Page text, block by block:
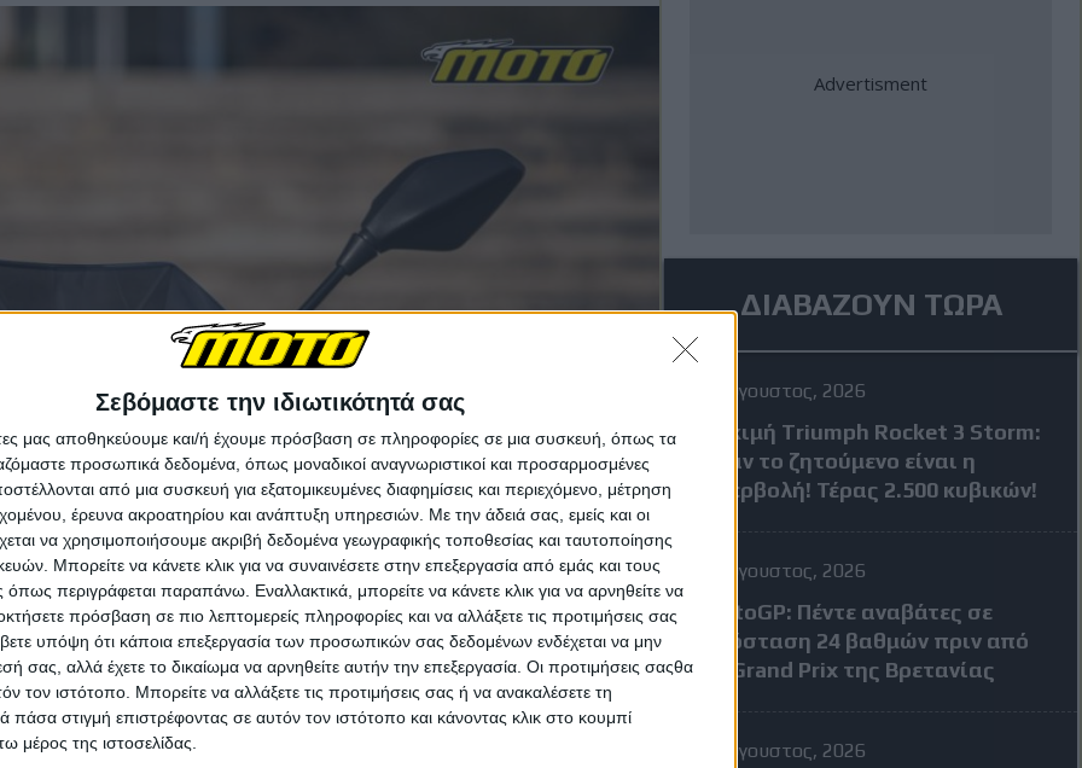
Σεβόμαστε την ιδιωτικότητά σας
μας αποθηκεύουμε και/ή έχουμε πρόσβαση σε πληροφορίες σε μια συσκευή, όπως τα
προσωπικά δεδομένα, όπως μοναδικοί αναγνωριστικοί και προσαρμοσμένες
από μια συσκευή για εξατομικευμένες διαφημίσεις και περιεχόμενο, μέτρηση
έρευνα ακροατηρίου και ανάπτυξη υπηρεσιών. Με την άδειά σας, εμείς και οι
να χρησιμοποιήσουμε ακριβή δεδομένα γεωγραφικής τοποθεσίας και ταυτοποίησης
Μπορείτε να κάνετε κλικ για να συναινέσετε στην επεξεργασία από εμάς και τους
περιγράφεται παραπάνω. Εναλλακτικά, μπορείτε να κάνετε κλικ για να αρνηθείτε να
πρόσβαση σε πιο λεπτομερείς πληροφορίες και να αλλάξετε τις προτιμήσεις σας
υπόψη ότι κάποια επεξεργασία των προσωπικών σας δεδομένων ενδέχεται να μην
σας, αλλά έχετε το δικαίωμα να αρνηθείτε αυτήν την επεξεργασία. Οι προτιμήσεις σαςθα
τον ιστότοπο. Μπορείτε να αλλάξετε τις προτιμήσεις σας ή να ανακαλέσετε τη
στιγμή επιστρέφοντας σε αυτόν τον ιστότοπο και κάνοντας κλικ στο κουμπί
μέρος της ιστοσελίδας.
ΔΙΑΒΑΖΟΥΝ ΤΩΡΑ
4 Αύγουστος, 2026
Δοκιμή Triumph Rocket 3 Storm:
Όταν το ζητούμενο είναι η
υπερβολή! Τέρας 2.500 κυβικών!
4 Αύγουστος, 2026
MotoGP: Πέντε αναβάτες σε
απόσταση 24 βαθμών πριν από
το Grand Prix της Βρετανίας
3 Αύγουστος, 2026